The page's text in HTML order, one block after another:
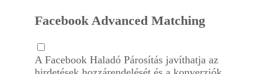
Facebook Advanced Matching
A Facebook Haladó Párosítás javíthatja az